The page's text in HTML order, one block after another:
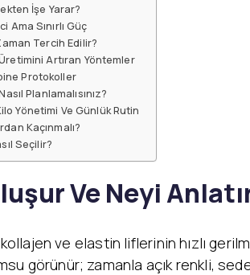
İşe Yarar?
Sınırlı Güç
Tercih Edilir?
Artıran Yöntemler
Protokoller
Planlamalısınız?
Yönetimi Ve Günlük Rutin
Kaçınmalı?
Seçilir?
Ve Neyi
ve elastin liflerinin hızlı
görünür; zamanla açık renkli,